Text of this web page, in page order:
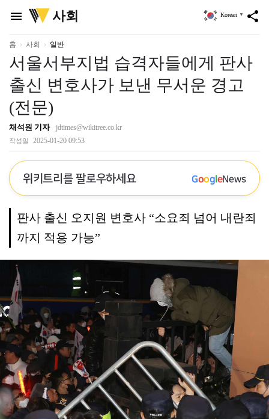
menu
위
키
리
사회 share
Korean ▼
홈 사회 일반
서울서부지법 습격자들에게 판사
출신 변호사가 보낸 무서운 경고
(전문)
채석원 기자 jdtimes@wikitree.co.kr
작성일 2025-01-20 09:53
위키트리를 팔로우하세요 GoogleNews
판사 출신 오지원 변호사 “소요죄 넘어 내란죄
까지 적용 가능”